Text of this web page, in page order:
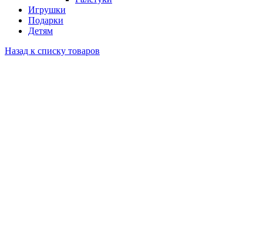
Игрушки
Подарки
Детям
Назад к списку товаров